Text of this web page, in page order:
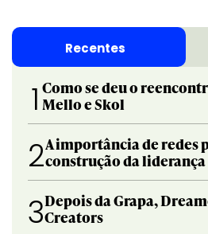
Recentes
1 Como se deu o
Mello e Skol
2A importância de redes
construção da liderança
3Depois da Grapa,
Creators